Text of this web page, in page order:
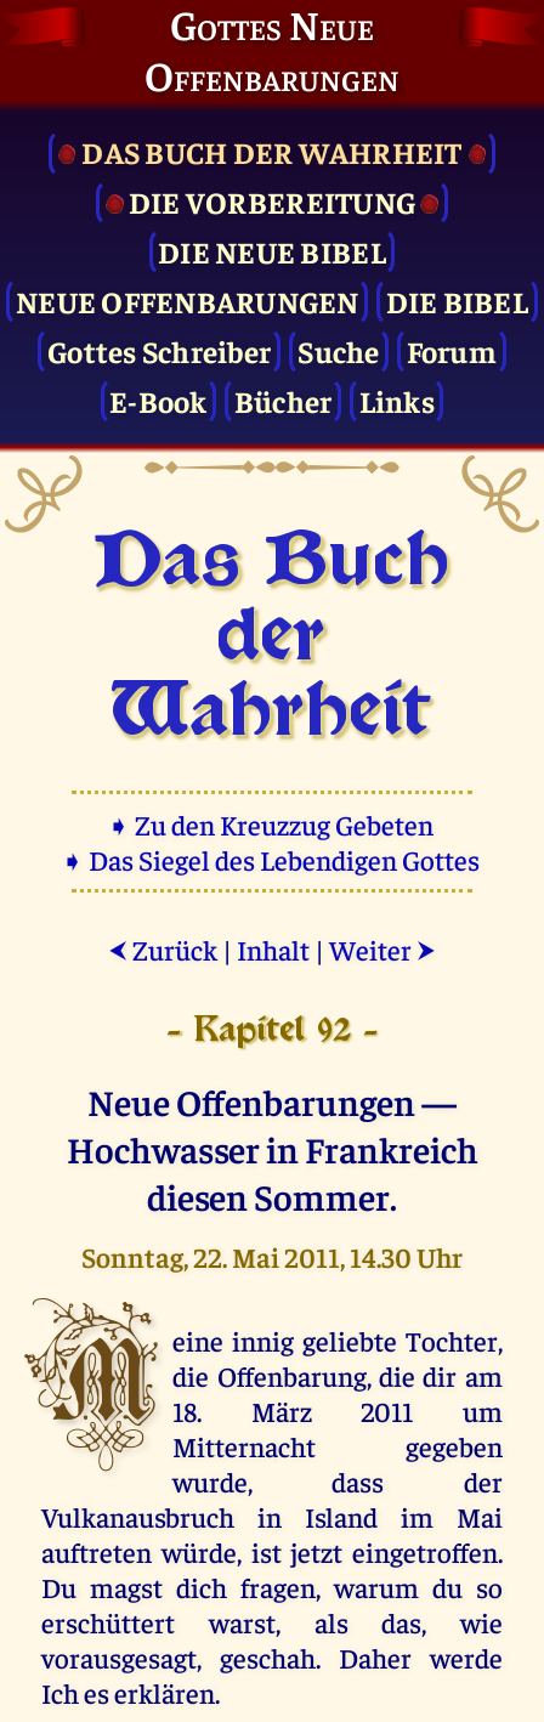
Gottes Neue
Offenbarungen
DAS BUCH DER WAHRHEIT
DIE VOR­BEREITUNG
DIE NEUE BIBEL
NEUE OFFENBARUNGEN
DIE BIBEL
Gottes Schreiber
Suche
Forum
E-Book
Bücher Links
Das Buch
der
Wahrheit
➧ Zu den Kreuzzug Gebeten
➧ Das Siegel des Lebendigen Gottes
⮜ Zurück | Inhalt |Weiter ⮞
- Kapitel 92 -
Neue Offenbarungen —
Hochwasser in Frankreich
diesen Sommer.
Sonntag, 22. Mai 2011, 14.30 Uhr
M eine innig geliebte Tochter,
die Offenbarung, die dir am
18. März 2011 um
Mitternacht gegeben
wurde, dass der
Vulkanausbruch in Island im Mai
auftreten würde, ist jetzt eingetroffen.
Du magst dich fragen, warum du so
erschüttert warst, als das, wie
vorausgesagt, geschah. Daher werde
Ich es erklären.